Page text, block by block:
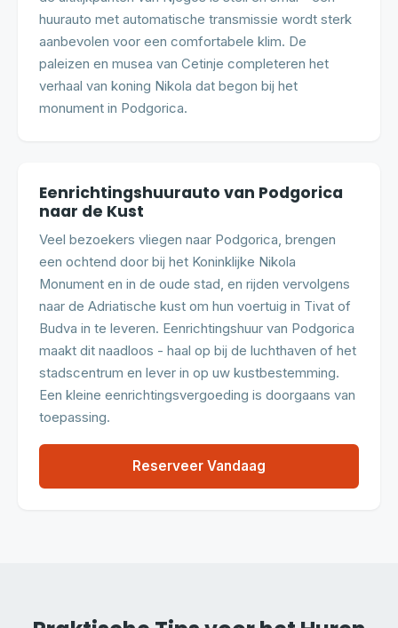
huurauto met automatische transmissie wordt sterk
aanbevolen voor een comfortabele klim. De
paleizen en musea van Cetinje completeren het
verhaal van koning Nikola dat begon bij het
monument in Podgorica.
Eenrichtingshuurauto van Podgorica
naar de Kust
Veel bezoekers vliegen naar Podgorica, brengen
een ochtend door bij het Koninklijke Nikola
Monument en in de oude stad, en rijden vervolgens
naar de Adriatische kust om hun voertuig in Tivat of
Budva in te leveren. Eenrichtingshuur van Podgorica
maakt dit naadloos - haal op bij de luchthaven of het
stadscentrum en lever in op uw kustbestemming.
Een kleine eenrichtingsvergoeding is doorgaans van
toepassing.
Reserveer Vandaag